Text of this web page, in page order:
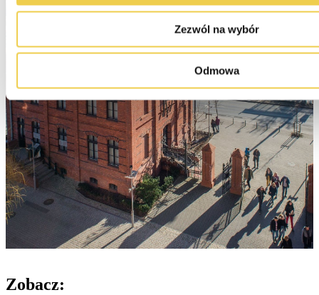
Zezwól na wybór
Odmowa
Zobacz: